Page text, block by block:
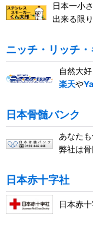
日本一小
出来る限
ニッチ・リッチ
自然大
楽天や
日本骨髄バンク
あなた
弊社は
日本赤十字社
日本赤